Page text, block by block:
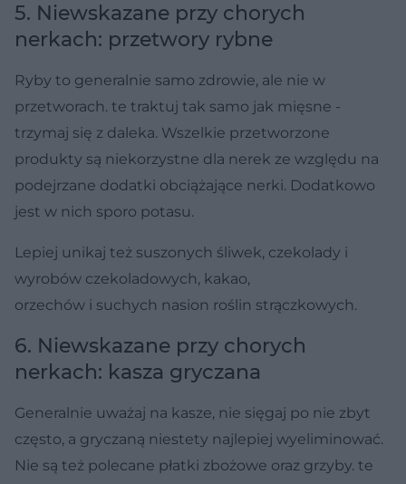
5. Niewskazane przy chorych
nerkach: przetwory rybne
Ryby to generalnie samo zdrowie, ale nie w
przetworach. te traktuj tak samo jak mięsne -
trzymaj się z daleka. Wszelkie przetworzone
produkty są niekorzystne dla nerek ze względu na
podejrzane dodatki obciążające nerki. Dodatkowo
jest w nich sporo potasu.
Lepiej unikaj też suszonych śliwek, czekolady i
wyrobów czekoladowych, kakao,
orzechów i suchych nasion roślin strączkowych.
6. Niewskazane przy chorych
nerkach: kasza gryczana
Generalnie uważaj na kasze, nie sięgaj po nie zbyt
często, a gryczaną niestety najlepiej wyeliminować.
Nie są też polecane płatki zbożowe oraz grzyby. te